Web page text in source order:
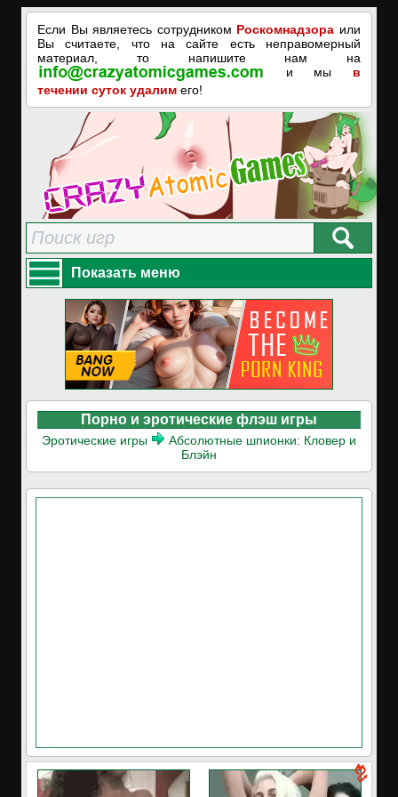
Если Вы являетесь сотрудником Роскомнадзора или
Вы считаете, что на сайте есть неправомерный
материал, то напишите нам на
и мы в
течении суток удалим его!
Показать меню
Порно и эротические флэш игры
Эротические игры
Абсолютные шпионки: Кловер и
Блэйн